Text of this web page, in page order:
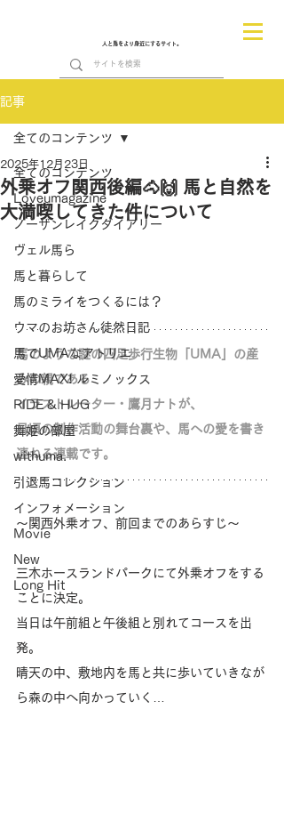
人と馬をより身近にするサイト。
記事
全てのコンテンツ
Loveumagazine
ノーザンレイクダイアリー
ヴェル馬ら
馬と暮らして
馬のミライをつくるには？
ウマのお坊さん徒然日記
馬でUMAなアトリエ
愛情MAX! ルミノックス
RIDE & HUG
舞姫の部屋
withuma.
引退馬コレクション
インフォメーション
Movie
New
Long Hit
全てのコンテンツ
外乗オフ関西後編🐴🙌 馬と自然を
大満喫してきた件について
2025年12月23日
馬のような謎の四足歩行生物「UMA」の産
みの親である
イラストレーター・鷹月ナトが、
日頃の制作活動の舞台裏や、馬への愛を書き
連ねる連載です。
～関西外乗オフ、前回までのあらすじ～
三木ホースランドパークにて外乗オフをする
ことに決定。
当日は午前組と午後組と別れてコースを出
発。
晴天の中、敷地内を馬と共に歩いていきなが
ら森の中へ向かっていく…